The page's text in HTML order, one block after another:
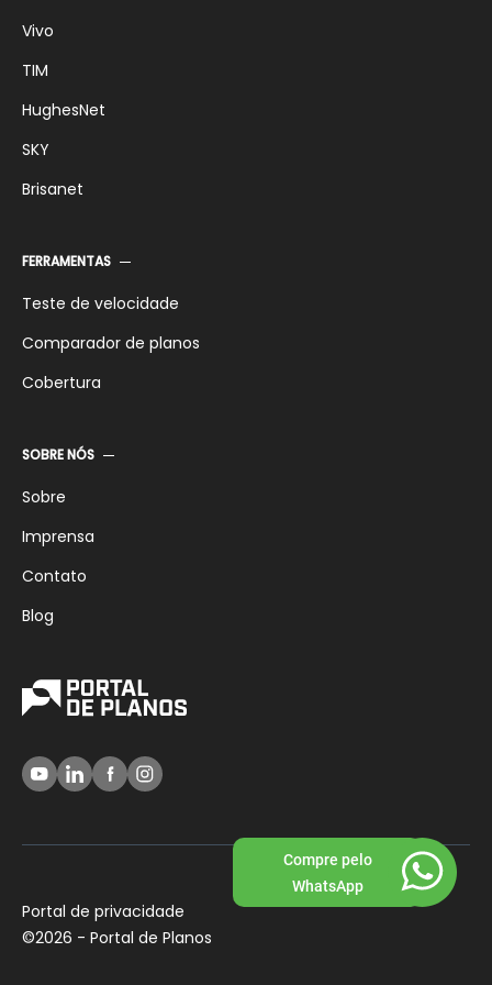
Vivo
TIM
HughesNet
SKY
Brisanet
FERRAMENTAS
Teste de velocidade
Comparador de planos
Cobertura
SOBRE NÓS
Sobre
Imprensa
Contato
Blog
Portal de privacidade
©2026 - Portal de Planos
Compre pelo
WhatsApp